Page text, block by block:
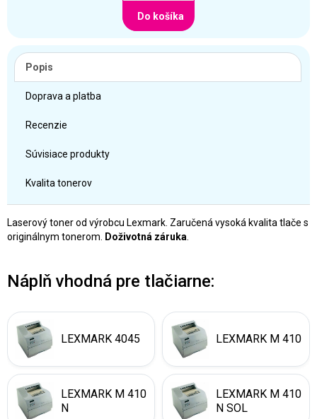
Do košíka
Popis
Doprava a platba
Recenzie
Súvisiace produkty
Kvalita tonerov
Laserový toner od výrobcu Lexmark. Zaručená vysoká kvalita tlače s
originálnym tonerom.
Doživotná záruka
Náplň vhodná pre tlačiarne:
LEXMARK 4045 LEXMARK M 410
LEXMARK M 410
N
LEXMARK M 410
N SOL